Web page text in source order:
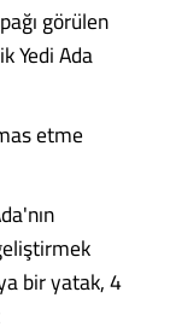
görülen
Yedi Ada
etme
bir yatak, 4